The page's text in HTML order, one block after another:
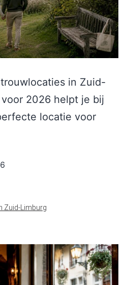
in Zuid-
2026 helpt je bij
locatie voor
Zuid-Limburg